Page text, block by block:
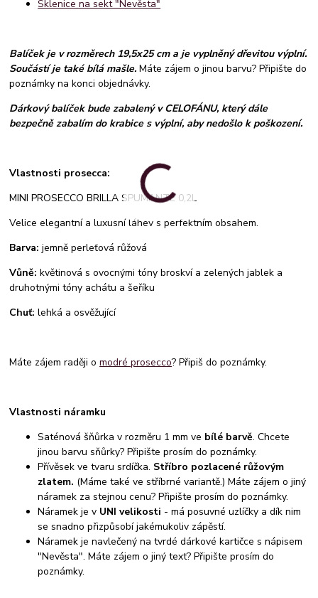
Sklenice na sekt "Nevěsta"
Balíček je v rozměrech 19,5x25 cm a je vyplněný dřevitou výplní.
Součástí je také bílá mašle.Máte zájem o jinou barvu? Připište do
poznámky na konci objednávky.
Dárkový balíček bude zabalený v CELOFÁNU, který dále
bezpečně zabalím do krabice s výplní, aby nedošlo k poškození.
Vlastnosti prosecca:
MINI PROSECCO BRILLA SPUMANTE 0,2L
Velice elegantní a luxusní láhev s perfektním obsahem.
Barva: jemně perleťová růžová
Vůně: květinová s ovocnými tóny broskví a zelených jablek a
druhotnými tóny achátu a šeříku
Chuť: lehká a osvěžující
Máte zájem raději omodré prosecco? Připiš do poznámky.
Vlastnosti náramku
Saténová šňůrka v rozměru 1 mm ve bílé barvě. Chcete
jinou barvu sňůrky? Připište prosím do poznámky.
Přívěsek ve tvaru srdíčka. Stříbro pozlacené růžovým
zlatem. (Máme také ve stříbrné variantě.) Máte zájem o jiný
náramek za stejnou cenu? Připište prosím do poznámky.
Náramek je v UNI velikosti - má posuvné uzlíčky a dík nim
se snadno přizpůsobí jakémukoliv zápěstí.
Náramek je navlečený na tvrdé dárkové kartičce s nápisem
"Nevěsta". Máte zájem o jiný text? Připište prosím do
poznámky.